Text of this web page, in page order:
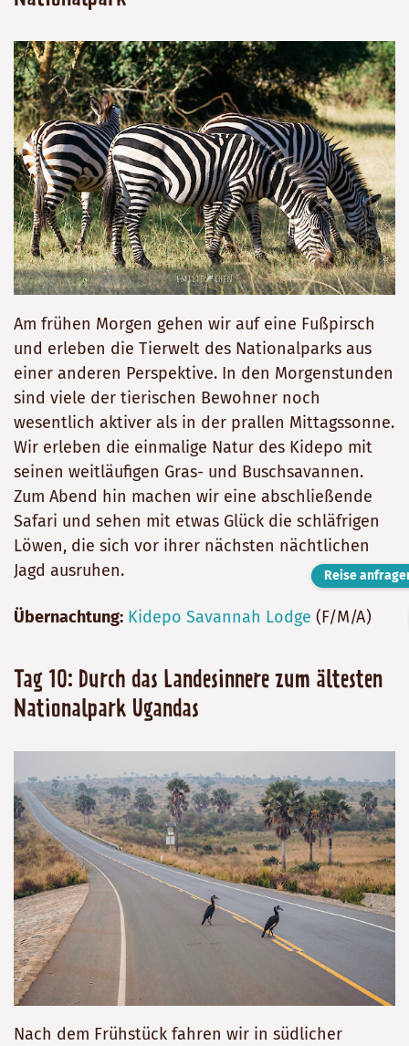
Am frühen Morgen gehen wir auf eine Fußpirsch
und erleben die Tierwelt des Nationalparks aus
einer anderen Perspektive. In den Morgenstunden
sind viele der tierischen Bewohner noch
wesentlich aktiver als in der prallen Mittagssonne.
Wir erleben die einmalige Natur des Kidepo mit
seinen weitläufigen Gras- und Buschsavannen.
Zum Abend hin machen wir eine abschließende
Safari und sehen mit etwas Glück die schläfrigen
Löwen, die sich vor ihrer nächsten nächtlichen
Jagd ausruhen.
Übernachtung: Kidepo Savannah Lodge (F/M/A)
Tag 10: Durch das Landesinnere zum ältesten
Nationalpark Ugandas
Nach dem Frühstück fahren wir in südlicher
Reise